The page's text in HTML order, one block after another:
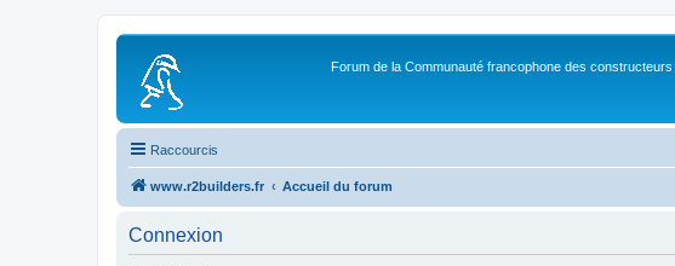
Forum de la Communauté francophone des constructeurs
Raccourcis
www.r2builders.fr Accueil du forum
Connexion